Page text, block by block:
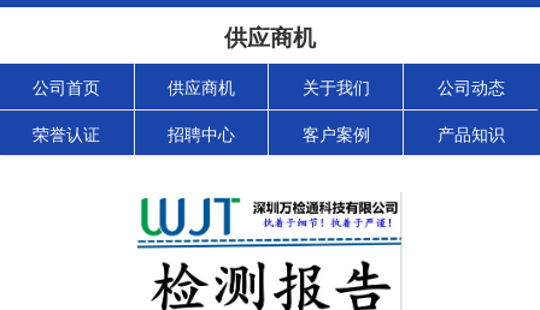
供应商机
公司首页 供应商机 关于我们 公司动态
荣誉认证 招聘中心 客户案例 产品知识